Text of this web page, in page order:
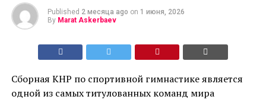
Published 2 месяца ago on 1 июня, 2026
By Marat Askerbaev
Сборная КНР по спортивной гимнастике является
одной из самых титулованных команд мира